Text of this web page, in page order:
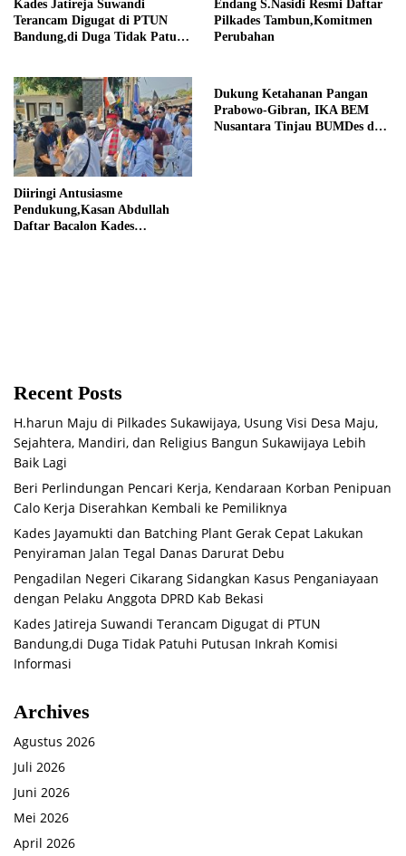
Kades Jatireja Suwandi
Terancam Digugat di PTUN
Bandung,di Duga Tidak Patuhi
Endang S.Nasidi Resmi Daftar
Pilkades Tambun,Komitmen
Perubahan
Diiringi Antusiasme
Pendukung,Kasan Abdullah
Daftar Bacalon Kades
Dukung Ketahanan Pangan
Prabowo-Gibran, IKA BEM
Nusantara Tinjau BUMDes dan
Recent Posts
H.harun Maju di Pilkades Sukawijaya, Usung Visi Desa Maju,
Sejahtera, Mandiri, dan Religius Bangun Sukawijaya Lebih
Baik Lagi
Beri Perlindungan Pencari Kerja, Kendaraan Korban Penipuan
Calo Kerja Diserahkan Kembali ke Pemiliknya
Kades Jayamukti dan Batching Plant Gerak Cepat Lakukan
Penyiraman Jalan Tegal Danas Darurat Debu
Pengadilan Negeri Cikarang Sidangkan Kasus Penganiayaan
dengan Pelaku Anggota DPRD Kab Bekasi
Kades Jatireja Suwandi Terancam Digugat di PTUN
Bandung,di Duga Tidak Patuhi Putusan Inkrah Komisi
Informasi
Archives
Agustus 2026
Juli 2026
Juni 2026
Mei 2026
April 2026